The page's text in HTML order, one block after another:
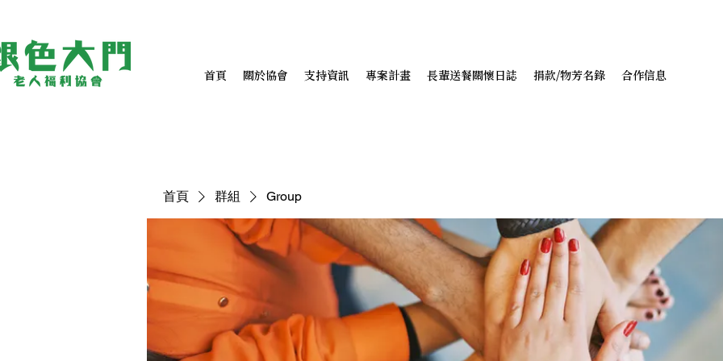
首頁 關於協會 支持資訊 專案計畫 長輩送餐關懷日誌 捐款/物芳名錄 合作信息
首頁 群組 Group